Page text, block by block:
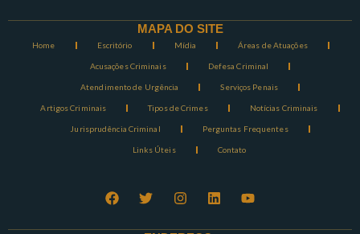
MAPA DO SITE
Home Escritório Mídia Áreas de Atuações
Acusações Criminais Defesa Criminal
Atendimento de Urgência Serviços Penais
Artigos Criminais Tipos de Crimes Notícias Criminais
Jurisprudência Criminal Perguntas Frequentes
Links Úteis Contato